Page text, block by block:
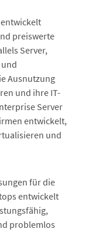
preiswerte
Server,
Ausnutzung
und ihre IT-
Server
entwickelt,
und
für die
entwickelt
problemlos